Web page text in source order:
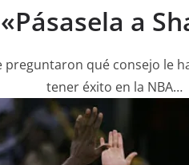
«Pásasela a
preguntaron qué consejo le
tener éxito en la NBA…